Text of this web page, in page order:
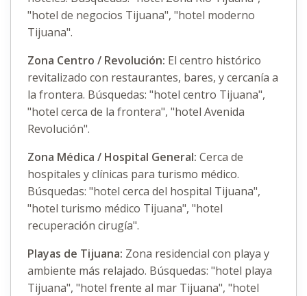
"hotel de negocios Tijuana", "hotel moderno
Tijuana".
Zona Centro / Revolución: El centro histórico
revitalizado con restaurantes, bares, y cercanía a
la frontera. Búsquedas: "hotel centro Tijuana",
"hotel cerca de la frontera", "hotel Avenida
Revolución".
Zona Médica / Hospital General: Cerca de
hospitales y clínicas para turismo médico.
Búsquedas: "hotel cerca del hospital Tijuana",
"hotel turismo médico Tijuana", "hotel
recuperación cirugía".
Playas de Tijuana: Zona residencial con playa y
ambiente más relajado. Búsquedas: "hotel playa
Tijuana", "hotel frente al mar Tijuana", "hotel